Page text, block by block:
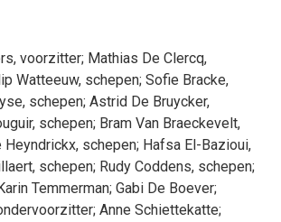
, voorzitter; Mathias De Clercq,
Watteeuw, schepen; Sofie Bracke,
, schepen; Astrid De Bruycker,
, schepen; Bram Van Braeckevelt,
Heyndrickx, schepen; Hafsa El-Bazioui,
, schepen; Rudy Coddens, schepen;
Temmerman; Gabi De Boever;
; Anne Schiettekatte;